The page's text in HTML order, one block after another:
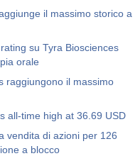
il massimo storico a
su Tyra Biosciences
orale
raggiungono il massimo
all-time high at 36.69 USD
vendita di azioni per 126
a blocco